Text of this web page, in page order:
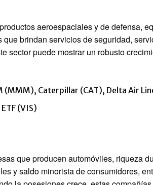
aeroespaciales y de defensa,
brindan servicios de seguridad,
sector puede mostrar un robusto
(MMM), Caterpillar (CAT), Delta Air
(VIS)
que producen automóviles, riqueza
y saldo minorista de consumidores,